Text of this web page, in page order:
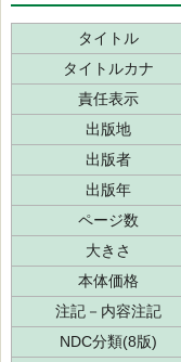
タイトル
タイトルカナ
責任表示
出版地
出版者
出版年
ページ数
大きさ
本体価格
注記－内容注記
NDC分類(8版)